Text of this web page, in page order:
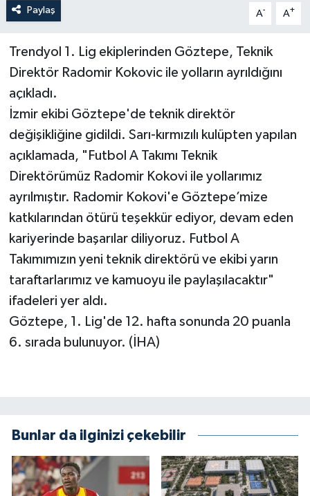
Paylaş A- A+
Trendyol 1. Lig ekiplerinden Göztepe, Teknik
Direktör Radomir Kokovic ile yolların ayrıldığını
açıkladı.
İzmir ekibi Göztepe'de teknik direktör
değişikliğine gidildi. Sarı-kırmızılı kulüpten yapılan
açıklamada, "Futbol A Takımı Teknik
Direktörümüz Radomir Kokovi ile yollarımız
ayrılmıştır. Radomir Kokovi'e Göztepe’mize
katkılarından ötürü teşekkür ediyor, devam eden
kariyerinde başarılar diliyoruz. Futbol A
Takımımızın yeni teknik direktörü ve ekibi yarın
taraftarlarımız ve kamuoyu ile paylaşılacaktır"
ifadeleri yer aldı.
Göztepe, 1. Lig'de 12. hafta sonunda 20 puanla
6. sırada bulunuyor. (İHA)
Bunlar da ilginizi çekebilir